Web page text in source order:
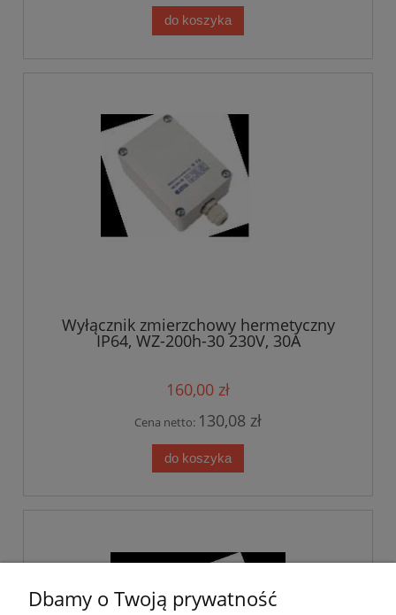
do koszyka
Wyłącznik zmierzchowy hermetyczny
IP64, WZ-200h-30 230V, 30A
160,00 zł
Cena netto: 130,08 zł
do koszyka
Dbamy o Twoją prywatność